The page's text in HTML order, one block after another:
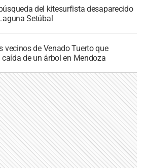
del kitesurfista desaparecido
Setúbal
vecinos de Venado Tuerto que
de un árbol en Mendoza